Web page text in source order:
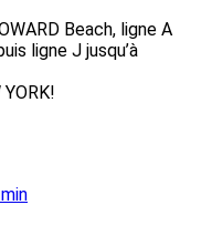
Beach, ligne A
ligne J jusqu’à